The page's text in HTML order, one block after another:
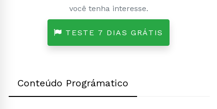
você tenha interesse.
TESTE 7 DIAS GRÁTIS
Conteúdo Prográmatico